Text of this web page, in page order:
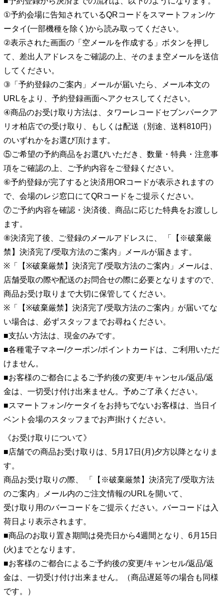
①予約会場に告知されているQRコードをスマートフォン/ケ
ータイ(一部機種を除く)から読み取ってください。
②表示された画面の「空メールを作成する」ボタンを押し
て、差出人アドレスをご確認の上、そのまま空メールを送信
してください。
③「予約登録のご案内」メールが届いたら、メール本文の
URLをより、予約登録画面へアクセスしてください。
④商品のお受け取り方法は、タワーレコードセブンパークア
リオ柏店での受け取り、もしくは配送（別途、送料810円）
のいずれかをお選び頂けます。
⑤ご希望の予約商品をお選びいただき、数量・特典・注意事
項をご確認の上、ご予約内容をご登録ください。
⑥予約登録が完了すると決済用ORコードが表示されますの
で、会場のレジ窓口にてQRコードをご提示ください。
⑦ご予約内容を確認・決済後、商品に応じた特典をお渡しし
ます。
⑧決済完了後、ご登録のメールアドレスに、 「【※破棄厳
禁】決済完了/受取方法のご案内」メールが届きます。
※「【※破棄厳禁】決済完了/受取方法のご案内」メールは、
店舗受取の際や配送のお問合せの際に必要となりますので、
商品お受け取りまで大切に保管してください。
※「【※破棄厳禁】決済完了/受取方法のご案内」が届いてな
い場合は、必ずスタッフまでお尋ねください。
■支払い方法は、現金のみです。
■各種電子マネー/クーポン/ポイントカードは、ご利用いただ
けません。
■お客様のご都合によるご予約後の変更/キャンセル/返品/返
金は、一切受け付け出来ません。予めご了承ください。
■スマートフォン/ケータイをお持ちでないお客様は、当日イ
ベント会場のスタッフまでお声掛けください。
《お受け取りについて》
■店舗での商品お受け取りは、5月17日(月)夕方以降となりま
す。
商品お受け取りの際、 「【※破棄厳禁】決済完了/受取方法
のご案内」メール内のご注文情報のURLを開いて、
受け取り用のバーコードをご提示ください。バーコードは入
荷日より表示されます。
■商品のお取り置き期間は発売日から4週間となり、6月15日
(火)までとなります。
■お客様のご都合によるご予約後の変更/キャンセル/返品/返
金は、一切受け付け出来ません。（商品遅延等の場合も同様
です。）